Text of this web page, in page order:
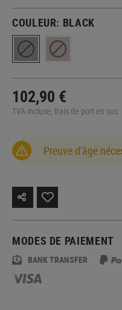
COULEUR: BLACK
102,90 €
TVA incluse, frais de port en sus
Preuve d'âge
MODES DE PAIEMENT
BANK TRANSFER